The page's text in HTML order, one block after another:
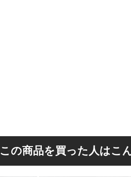
この商品を買った人はこ